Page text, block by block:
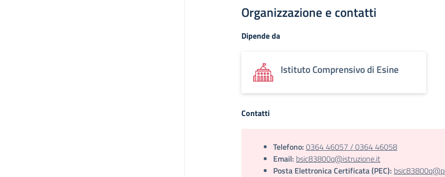
Organizzazione e contatti
Dipende da
Istituto Comprensivo di Esine
Contatti
Telefono: 0364 46057 / 0364 46058
Email: bsic83800q@istruzione.it
Posta Elettronica Certificata (PEC):